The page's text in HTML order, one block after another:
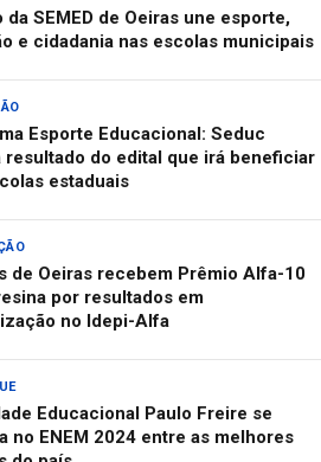
da SEMED de Oeiras une esporte,
e cidadania nas escolas municipais
Esporte Educacional: Seduc
resultado do edital que irá beneficiar
estaduais
de Oeiras recebem Prêmio Alfa-10
por resultados em
no Idepi-Alfa
Educacional Paulo Freire se
no ENEM 2024 entre as melhores